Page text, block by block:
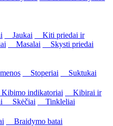
Jaukai
Kiti priedai ir
Masalai
Skysti priedai
Stoperiai
Suktukai
indikatoriai
Kibirai ir
Skėčiai
Tinkleliai
Braidymo batai